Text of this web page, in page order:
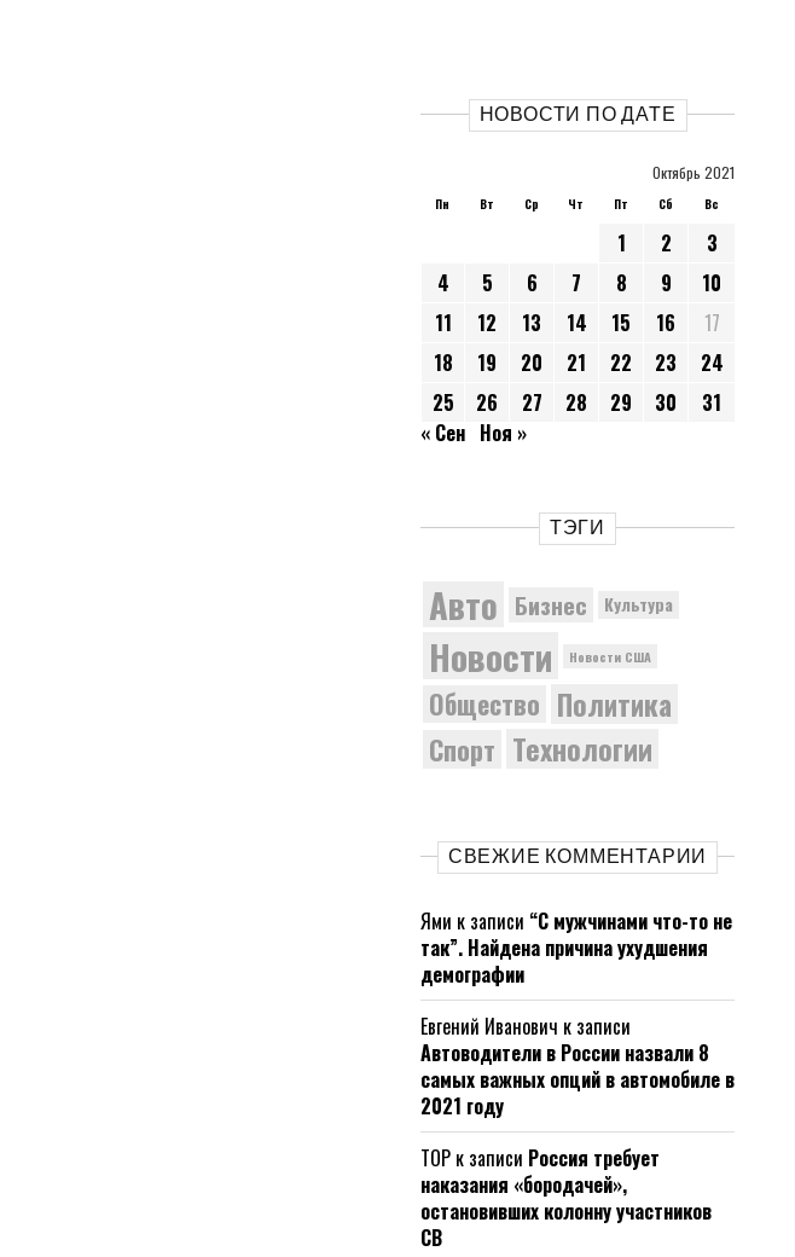
НОВОСТИ ПО ДАТЕ
Октябрь 2021
Пн Вт Ср Чт Пт Сб Вс
1 2
3
4
5 6 7 8 9
10
11
12 13 14 15 16
17
18
19 20 21 22 23
24
25
26 27 28 29 30
31
« Сен Ноя »
ТЭГИ
Авто Бизнес Культура
Новости Новости США
Общество Политика
Спорт Технологии
СВЕЖИЕ КОММЕНТАРИИ
Ями к записи “С мужчинами что-то не
так”. Найдена причина ухудшения
демографии
Евгений Иванович к записи
Автоводители в России назвали 8
самых важных опций в автомобиле в
2021 году
ТОР к записи Россия требует
наказания «бородачей»,
остановивших колонну участников
СВ